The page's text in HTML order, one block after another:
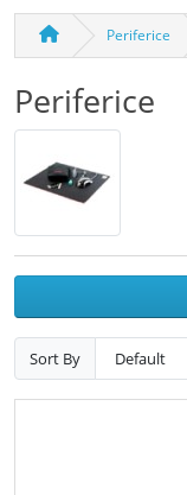
Periferice
Periferice
Sort By